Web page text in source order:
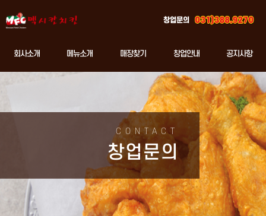
회사소개 메뉴소개 매장찾기 창업안내 공지사항
창업문의
CONTACT
창업문의